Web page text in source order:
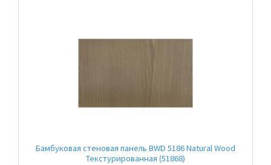
Бамбуковая стеновая панель BWD 5186 Natural Wood
Текстурированная (51868)